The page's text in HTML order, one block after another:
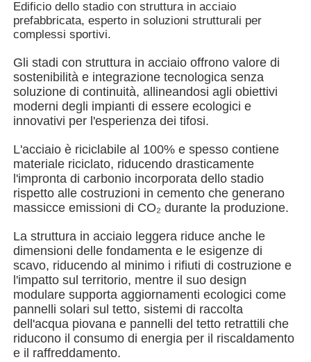
Chi siamo
Fatory Tour
Controllo di qualità
Contattaci
notizie
Tutti i casi
Richiedere un preventivo
Edificio della struttura in acciaio
Edificio dello stadio con struttura in acciaio
prefabbricata, esperto in soluzioni strutturali per
complessi sportivi.
Gli stadi con struttura in acciaio offrono valore di
sostenibilità e integrazione tecnologica senza
soluzione di continuità, allineandosi agli obiettivi
moderni degli impianti di essere ecologici e
innovativi per l'esperienza dei tifosi.
L'acciaio è riciclabile al 100% e spesso contiene
materiale riciclato, riducendo drasticamente
l'impronta di carbonio incorporata dello stadio
rispetto alle costruzioni in cemento che generano
massicce emissioni di CO₂ durante la produzione.
La struttura in acciaio leggera riduce anche le
dimensioni delle fondamenta e le esigenze di
scavo, riducendo al minimo i rifiuti di costruzione e
l'impatto sul territorio, mentre il suo design
modulare supporta aggiornamenti ecologici come
pannelli solari sul tetto, sistemi di raccolta
dell'acqua piovana e pannelli del tetto retrattili che
riducono il consumo di energia per il riscaldamento
e il raffreddamento.